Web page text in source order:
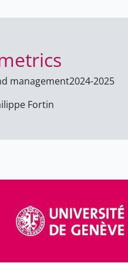
management2024-2025
Fortin